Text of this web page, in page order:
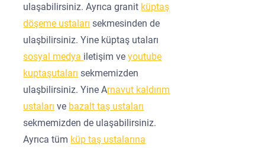
ulaşabilirsiniz. Ayrıca granit küptaş
döşeme ustaları sekmesinden de
ulaşbilirsiniz. Yine küptaş utaları
sosyal medya iletişim veyoutube
kuptaşutaları sekmemizden
ulaşbilirsiniz. Yine Arnavut kaldırım
ustaları ve bazalt taş ustaları
sekmemizden de ulaşabilirsiniz.
Ayrıca tüm küp taş ustalarına